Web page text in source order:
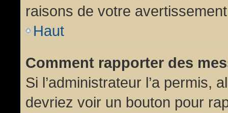
raisons de votre
Haut
Comment rapporter des
Si l’administrateur l’a permis,
devriez voir un bouton pour